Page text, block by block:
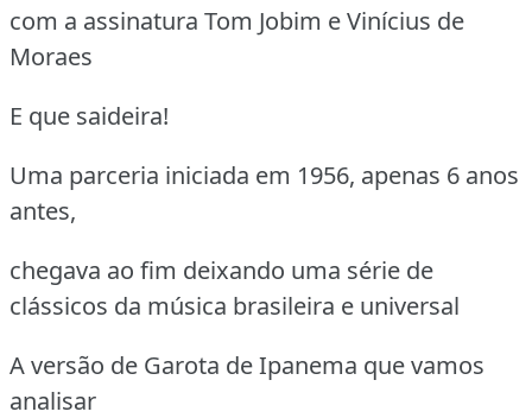
com a assinatura Tom Jobim e Vinícius de
Moraes
E que saideira!
Uma parceria iniciada em 1956, apenas 6 anos
antes,
chegava ao fim deixando uma série de
clássicos da música brasileira e universal
A versão de Garota de Ipanema que vamos
analisar